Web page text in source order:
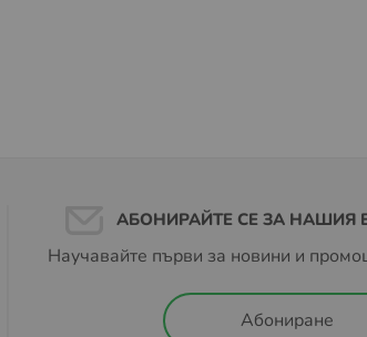
АБОНИРАЙТЕ СЕ ЗА НАШИЯ
Научавайте първи за новини и
Абониране